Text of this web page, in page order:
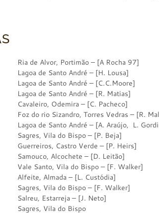
de Alvor, Portimão – [A Rocha 97]
de Santo André – [H. Lousa]
de Santo André – [C.C.Moore]
de Santo André – [R. Matias]
Odemira – [C. Pacheco]
do rio Sizandro, Torres Vedras – [R.
de Santo André – [A. Araújo, L.
Vila do Bispo – [P. Beja]
Castro Verde – [P. Heirs]
Alcochete – [D. Leitão]
Santo, Vila do Bispo – [F. Walker]
Almada – [L. Custódia]
Vila do Bispo – [F. Walker]
Estarreja – [J. Neto]
Vila do Bispo